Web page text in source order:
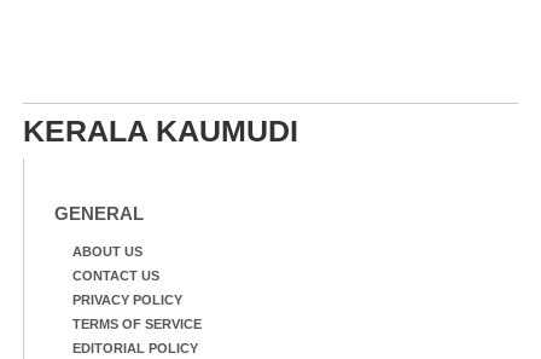
KERALA KAUMUDI
GENERAL
ABOUT US
CONTACT US
PRIVACY POLICY
TERMS OF SERVICE
EDITORIAL POLICY